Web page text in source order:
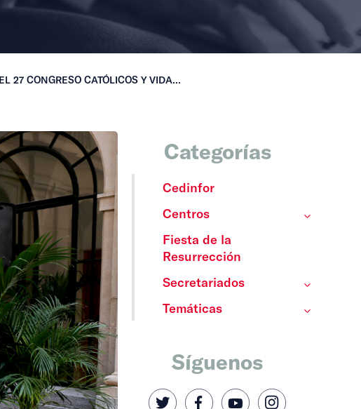
27 CONGRESO CATÓLICOS Y VIDA...
Categorías
Cedinfor
Centros
Fiesta de la
Resurrección
Secretariados
Temáticas
Síguenos